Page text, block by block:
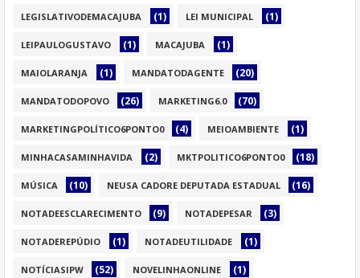
LEGISLATIVODEMACAJUBA (1) LEI MUNICIPAL (1)
LEIPAULOGUSTAVO (1) MACAJUBA (1)
MAIOLARANJA (1) MANDATODAGENTE (20)
MANDATODOPOVO (26) MARKETING6.0 (70)
MARKETINGPOLÍTICO6PONTO0 (4) MEIOAMBIENTE (1)
MINHACASAMINHAVIDA (2) MKTPOLITICO6PONTO0 (18)
MÚSICA (10) NEUSA CADORE DEPUTADA ESTADUAL (16)
NOTADEESCLARECIMENTO (9) NOTADEPESAR (3)
NOTADEREPÚDIO (1) NOTADEUTILIDADE (1)
NOTÍCIASIPW (52) NOVELINHAONLINE (1)